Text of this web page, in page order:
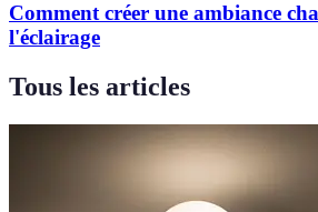
Comment créer une ambiance
l'éclairage
Tous les articles